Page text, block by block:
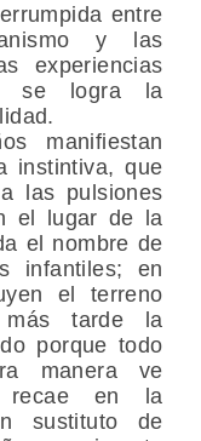
entre
y las
experiencias
se logra la
manifiestan
instintiva, que
las pulsiones
el lugar de la
el nombre de
infantiles; en
el terreno
tarde la
porque todo
manera ve
recae en la
sustituto de